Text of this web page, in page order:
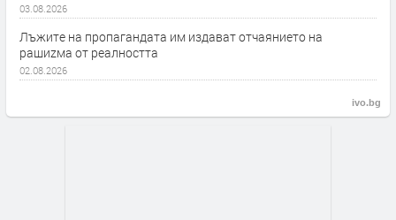
03.08.2026
Лъжите на пропагандата им издават отчаянието на
рашиzма от реалността
02.08.2026
ivo.bg